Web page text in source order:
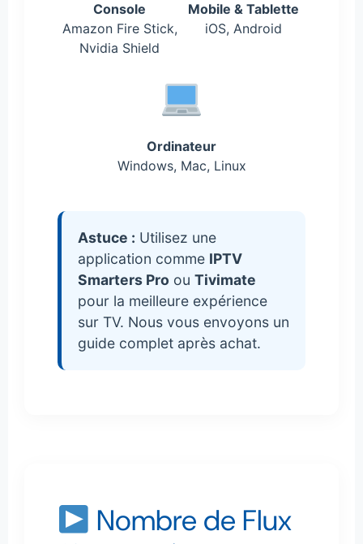
Console
Amazon Fire Stick,
Nvidia Shield
Mobile & Tablette
iOS, Android
Ordinateur
Windows, Mac, Linux
Astuce : Utilisez une
application comme IPTV
Smarters Pro ou Tivimate
pour la meilleure expérience
sur TV. Nous vous envoyons un
guide complet après achat.
Nombre de Flux